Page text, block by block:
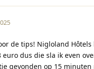
de tips! Nigloland Hôtels
euro dus die sla ik even
gevonden op 15 minuten